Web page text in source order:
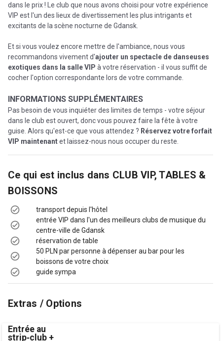
dans le prix ! Le club que nous avons choisi pour votre expérience
VIP est l'un des lieux de divertissement les plus intrigants et
excitants de la scène nocturne de Gdansk.
Et si vous voulez encore mettre de l'ambiance, nous vous
recommandons vivement d'ajouter un spectacle de danseuses
exotiques dans la salle VIP à votre réservation - il vous suffit de
cocher l'option correspondante lors de votre commande.
INFORMATIONS SUPPLÉMENTAIRES
Pas besoin de vous inquiéter des limites de temps - votre séjour
dans le club est ouvert, donc vous pouvez faire la fête à votre
guise. Alors qu'est-ce que vous attendez ? Réservez votre forfait
VIP maintenantet laissez-nous nous occuper du reste.
Ce qui est inclus dans CLUB VIP, TABLES &
BOISSONS
transport depuis l'hôtel
entrée VIP dans l'un des meilleurs clubs de musique du
centre-ville de Gdansk
réservation de table
50 PLN par personne à dépenser au bar pour les
boissons de votre choix
guide sympa
Extras / Options
Entrée au
strip‑club +